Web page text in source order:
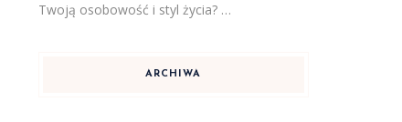
Twoją osobowość i styl życia? …
ARCHIWA